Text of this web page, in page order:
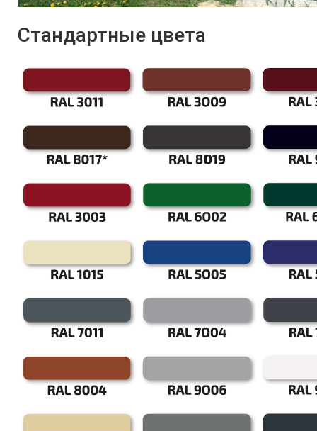
Стандартные цвета